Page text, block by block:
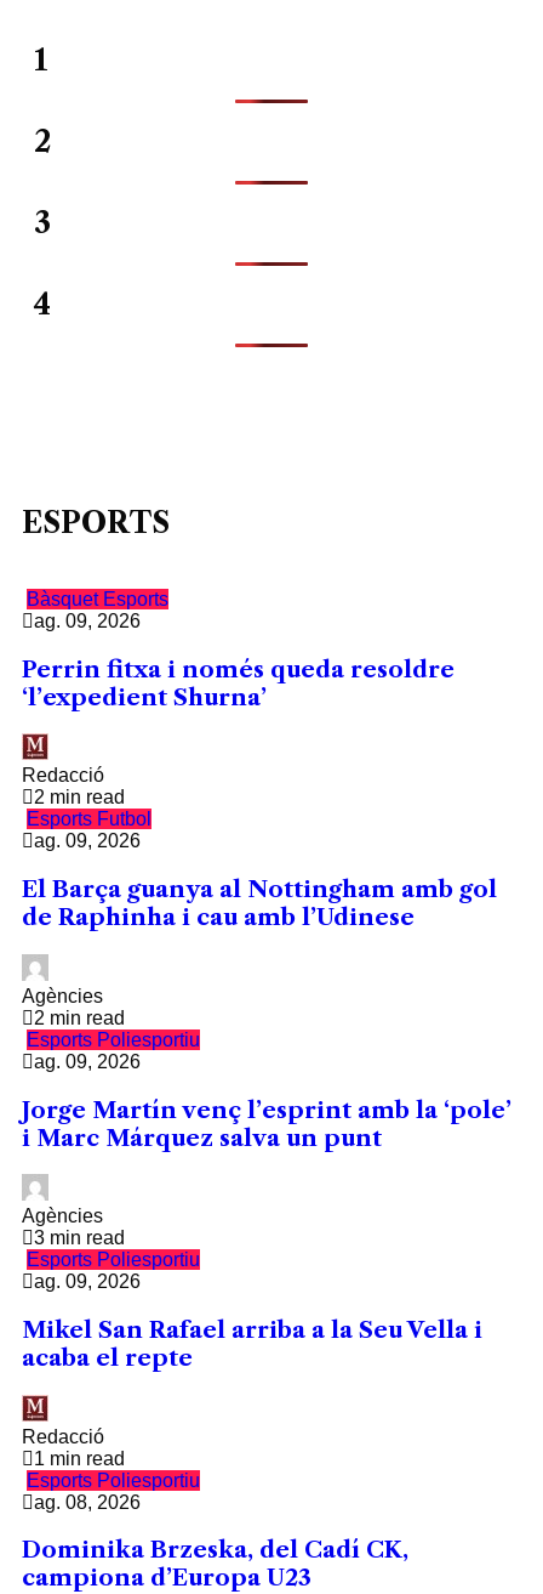
1
2
3
4
ESPORTS
Bàsquet Esports
ag. 09, 2026
Perrin fitxa i només queda resoldre
‘l’expedient Shurna’
Redacció
2 min read
Esports Futbol
ag. 09, 2026
El Barça guanya al Nottingham amb gol
de Raphinha i cau amb l’Udinese
Agències
2 min read
Esports Poliesportiu
ag. 09, 2026
Jorge Martín venç l’esprint amb la ‘pole’
i Marc Márquez salva un punt
Agències
3 min read
Esports Poliesportiu
ag. 09, 2026
Mikel San Rafael arriba a la Seu Vella i
acaba el repte
Redacció
1 min read
Esports Poliesportiu
ag. 08, 2026
Dominika Brzeska, del Cadí CK,
campiona d’Europa U23